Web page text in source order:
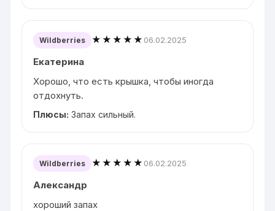
Wildberries ★★★★★ 06.02.2025
Екатерина
Хорошо, что есть крышка, чтобы иногда
отдохнуть.
Плюсы: Запах сильный.
Wildberries ★★★★★ 06.02.2025
Александр
хороший запах